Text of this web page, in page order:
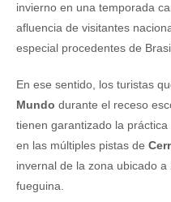
invierno en una temporada
afluencia de visitantes
especial procedentes de
En ese sentido, los turistas
Mundo durante el receso
tienen garantizado la práctica
en las múltiples pistas de
invernal de la zona ubicado
fueguina.